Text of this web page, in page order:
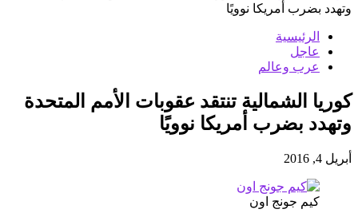
وتهدد بضرب أمريكا نوويًا
الرئيسية
عاجل
عرب وعالم
كوريا الشمالية تنتقد عقوبات الأمم المتحدة
وتهدد بضرب أمريكا نوويًا
أبريل 4, 2016
كيم جونج اون